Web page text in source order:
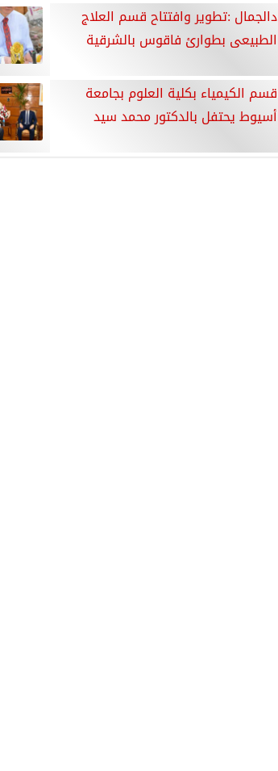
دالجمال :تطوير وافتتاح قسم العلاج
الطبيعى بطوارئ فاقوس بالشرقية
قسم الكيمياء بكلية العلوم بجامعة
أسيوط يحتفل بالدكتور محمد سيد